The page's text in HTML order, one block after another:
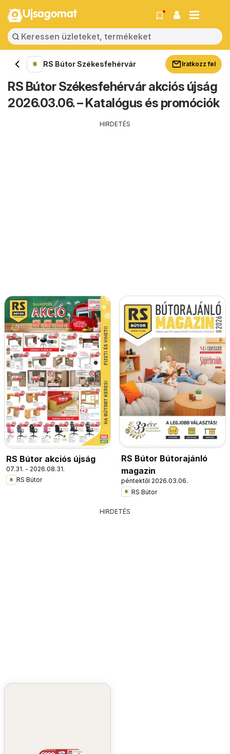
Ujsagomat
RS Bútor Székesfehérvár Iratkozz fel
RS Bútor Székesfehérvár akciós újság
2026.03.06. – Katalógus és promóciók
HIRDETÉS
RS Bútor akciós újság
07.31. - 2026.08.31.
RS Bútor
RS Bútor Bútorajánló
magazin
péntektől 2026.03.06.
RS Bútor
HIRDETÉS